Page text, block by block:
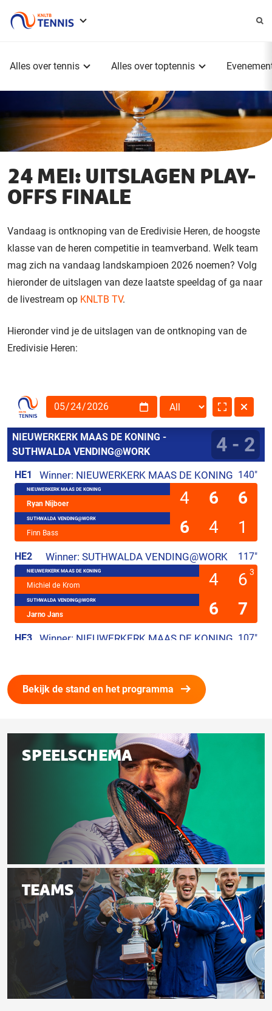
Alles over tennis Alles over toptennis
24 MEI: UITSLAGEN PLAY-
OFFS FINALE
Vandaag is ontknoping van de Eredivisie Heren, de hoogste
klasse van de heren competitie in teamverband. Welk team
mag zich na vandaag landskampioen 2026 noemen? Volg
hieronder de uitslagen van deze laatste speeldag of ga naar
de livestream op KNLTB TV.
Hieronder vind je de uitslagen van de ontknoping van de
Eredivisie Heren:
Bekijk de stand en het programma
Gerelateerd
aan
SPEELSCHEMA
Speelschema
TEAMS